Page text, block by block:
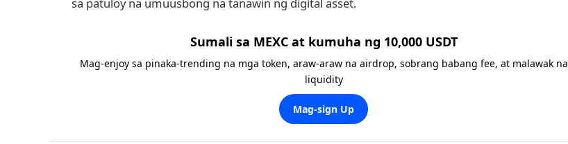
sa patuloy na umuusbong na tanawin ng digital asset.
Sumali sa MEXC at kumuha ng 10,000 USDT
Mag-enjoy sa pinaka-trending na mga token, araw-araw na airdrop, sobrang babang fee, at malawak na
liquidity
Mag-sign Up